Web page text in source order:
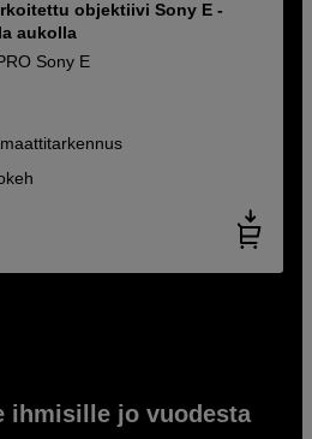
objektiivi Sony E -
aukolla
Sony E
ihmisille jo vuodesta